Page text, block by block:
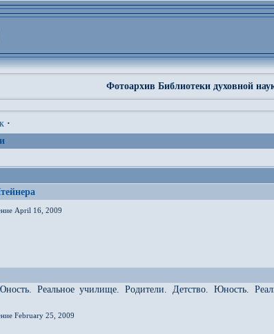
Фотоархив Библиотеки духовной
·
April 16, 2009
Реальное училище. Родители. Детство. Юность.
February 25, 2009